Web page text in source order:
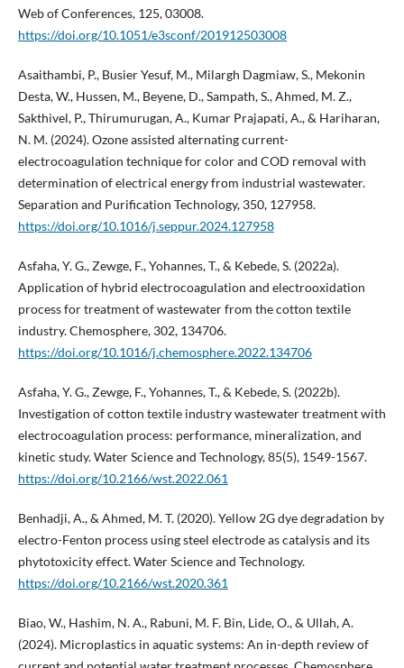
Web of Conferences, 125, 03008.
https://doi.org/10.1051/e3sconf/201912503008
Asaithambi, P., Busier Yesuf, M., Milargh Dagmiaw, S., Mekonin
Desta, W., Hussen, M., Beyene, D., Sampath, S., Ahmed, M. Z.,
Sakthivel, P., Thirumurugan, A., Kumar Prajapati, A., & Hariharan,
N. M. (2024). Ozone assisted alternating current-
electrocoagulation technique for color and COD removal with
determination of electrical energy from industrial wastewater.
Separation and Purification Technology, 350, 127958.
https://doi.org/10.1016/j.seppur.2024.127958
Asfaha, Y. G., Zewge, F., Yohannes, T., & Kebede, S. (2022a).
Application of hybrid electrocoagulation and electrooxidation
process for treatment of wastewater from the cotton textile
industry. Chemosphere, 302, 134706.
https://doi.org/10.1016/j.chemosphere.2022.134706
Asfaha, Y. G., Zewge, F., Yohannes, T., & Kebede, S. (2022b).
Investigation of cotton textile industry wastewater treatment with
electrocoagulation process: performance, mineralization, and
kinetic study. Water Science and Technology, 85(5), 1549-1567.
https://doi.org/10.2166/wst.2022.061
Benhadji, A., & Ahmed, M. T. (2020). Yellow 2G dye degradation by
electro-Fenton process using steel electrode as catalysis and its
phytotoxicity effect. Water Science and Technology.
https://doi.org/10.2166/wst.2020.361
Biao, W., Hashim, N. A., Rabuni, M. F. Bin, Lide, O., & Ullah, A.
(2024). Microplastics in aquatic systems: An in-depth review of